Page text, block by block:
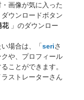
画像が気に入った
ウンロードボタン
花」のダウンロー
場合は、「seriさ
や、プロフィール
ことができます。
ストレーターさん